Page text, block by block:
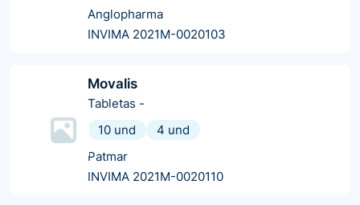
Anglopharma
INVIMA 2021M-0020103
Movalis
Tabletas -
10 und
4 und
Patmar
INVIMA 2021M-0020110